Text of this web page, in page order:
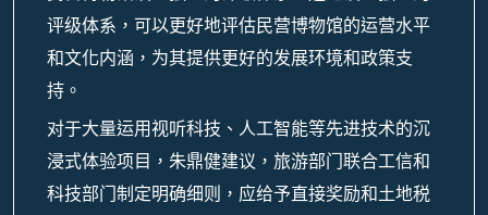
评级体系，可以更好地评估民营博物馆的运营水平
和文化内涵，为其提供更好的发展环境和政策支
持。
对于大量运用视听科技、人工智能等先进技术的沉
浸式体验项目，朱鼎健建议，旅游部门联合工信和
科技部门制定明确细则，应给予直接奖励和土地税